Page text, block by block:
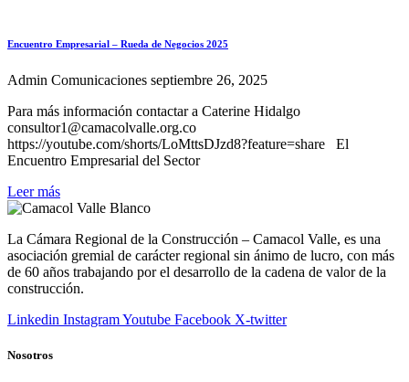
Encuentro Empresarial – Rueda de Negocios 2025
Admin Comunicaciones septiembre 26, 2025
Para más información contactar a Caterine Hidalgo
consultor1@camacolvalle.org.co
https://youtube.com/shorts/LoMttsDJzd8?feature=share El
Encuentro Empresarial del Sector
Leer más
La Cámara Regional de la Construcción – Camacol Valle, es una
asociación gremial de carácter regional sin ánimo de lucro, con más
de 60 años trabajando por el desarrollo de la cadena de valor de la
construcción.
Linkedin InstagramYoutube Facebook X-twitter
Nosotros